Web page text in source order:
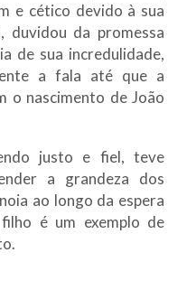
e cético devido à sua
duvidou da promessa
de sua incredulidade,
a fala até que a
o nascimento de João
justo e fiel, teve
a grandeza dos
ao longo da espera
é um exemplo de